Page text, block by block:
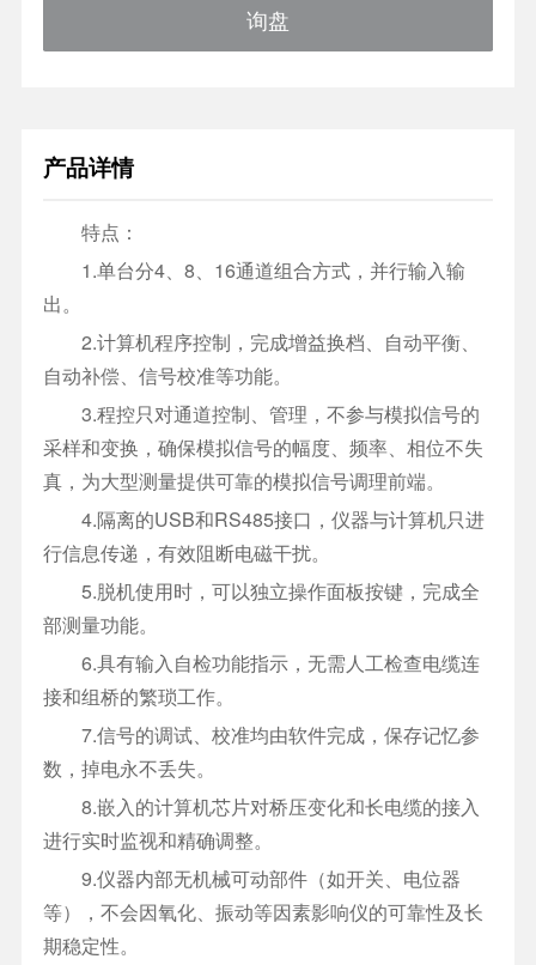
询盘
产品详情
特点：
1.单台分4、8、16通道组合方式，并行输入输
出。
2.计算机程序控制，完成增益换档、自动平衡、
自动补偿、信号校准等功能。
3.程控只对通道控制、管理，不参与模拟信号的
采样和变换，确保模拟信号的幅度、频率、相位不失
真，为大型测量提供可靠的模拟信号调理前端。
4.隔离的USB和RS485接口，仪器与计算机只进
行信息传递，有效阻断电磁干扰。
5.脱机使用时，可以独立操作面板按键，完成全
部测量功能。
6.具有输入自检功能指示，无需人工检查电缆连
接和组桥的繁琐工作。
7.信号的调试、校准均由软件完成，保存记忆参
数，掉电永不丢失。
8.嵌入的计算机芯片对桥压变化和长电缆的接入
进行实时监视和精确调整。
9.仪器内部无机械可动部件（如开关、电位器
等），不会因氧化、振动等因素影响仪的可靠性及长
期稳定性。